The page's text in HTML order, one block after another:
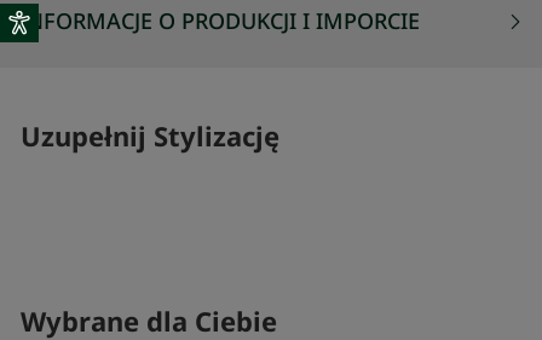
INFORMACJE O PRODUKCJI I IMPORCIE
Uzupełnij Stylizację
Wybrane dla Ciebie